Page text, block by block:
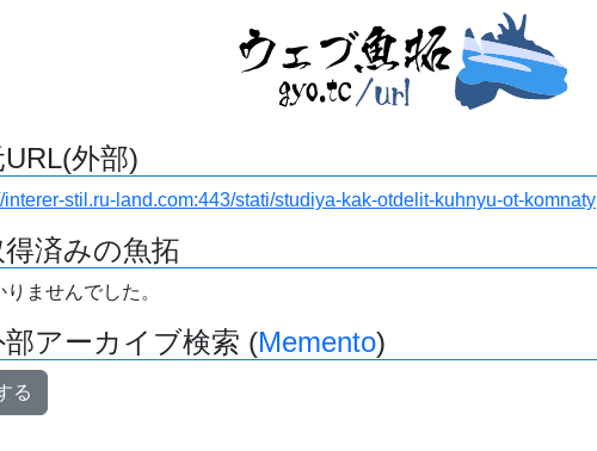
URL(外部)
interer-stil.ru-land.com:443/stati/studiya-kak-otdelit-kuhnyu-ot-komnaty
得済みの魚拓
りませんでした。
部アーカイブ検索 (Memento)
る